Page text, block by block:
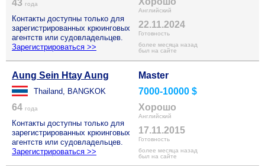
43 года
Контакты доступны только для
зарегистрированных крюинговых
агентств или судовладельцев.
Зарегистрироваться >>
Английский
22.11.2024
Готовность
более месяца назад
был на сайте
Aung Sein Htay Aung
Thailand, BANGKOK
64 года
Контакты доступны только для
зарегистрированных крюинговых
агентств или судовладельцев.
Зарегистрироваться >>
Master
7000-10000 $
Хорошо
Английский
17.11.2015
Готовность
более месяца назад
был на сайте